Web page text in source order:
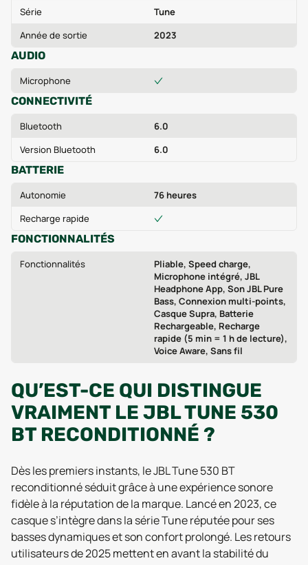
Série
Tune
Année de sortie
2023
AUDIO
Microphone
CONNECTIVITÉ
Bluetooth
6.0
Version Bluetooth
6.0
BATTERIE
Autonomie
76 heures
Recharge rapide
FONCTIONNALITÉS
Fonctionnalités
Pliable, Speed charge,
Microphone intégré, JBL
Headphone App, Son JBL Pure
Bass, Connexion multi-points,
Casque Supra, Batterie
Rechargeable, Recharge
rapide (5 min = 1 h de lecture),
Voice Aware, Sans fil
QU’EST-CE QUI DISTINGUE
VRAIMENT LE JBL TUNE 530
BT RECONDITIONNÉ ?
Dès les premiers instants, le JBL Tune 530 BT
reconditionné séduit grâce à une expérience sonore
fidèle à la réputation de la marque. Lancé en 2023, ce
casque s’intègre dans la série Tune réputée pour ses
basses dynamiques et son confort prolongé. Les retours
utilisateurs de 2025 mettent en avant la stabilité du